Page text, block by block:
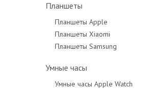
Планшеты
Планшеты Apple
Планшеты Xiaomi
Планшеты Samsung
Умные часы
Умные часы Apple Watch